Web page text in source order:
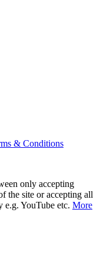
& Conditions
only accepting
the site or accepting all
e.g. YouTube etc. More